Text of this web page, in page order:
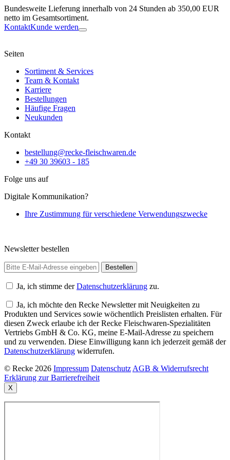
Bundesweite Lieferung innerhalb von 24 Stunden ab 350,00 EUR
netto im Gesamtsortiment.
KontaktKunde werden
Seiten
Sortiment & Services
Team & Kontakt
Karriere
Bestellungen
Häufige Fragen
Neukunden
Kontakt
bestellung@recke-fleischwaren.de
+49 30 39603 - 185
Folge uns auf
Digitale Kommunikation?
Ihre Zustimmung für verschiedene Verwendungszwecke
Newsletter bestellen
Ja, ich stimme derDatenschutzerklärung zu.
Ja, ich möchte den Recke Newsletter mit Neuigkeiten zu
Produkten und Services sowie wöchentlich Preislisten erhalten. Für
diesen Zweck erlaube ich der Recke Fleischwaren-Spezialitäten
Vertriebs GmbH & Co. KG, meine E-Mail-Adresse zu speichern
und zu verwenden. Diese Einwilligung kann ich jederzeit gemäß der
Datenschutzerklärung widerrufen.
© Recke 2026 Impressum Datenschutz AGB & Widerrufsrecht
Erklärung zur Barrierefreiheit
X